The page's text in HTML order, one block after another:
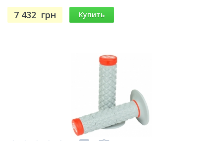
7 432 грн Купить